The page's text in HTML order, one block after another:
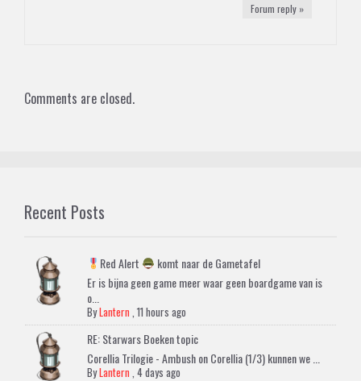
Forum reply »
Comments are closed.
Recent Posts
Red Alert
komt naar de Gametafel
Er is bijna geen game meer waar geen boardgame van is
o...
ByLantern ,11 hours ago
RE: Starwars Boeken topic
Corellia Trilogie - Ambush on Corellia (1/3) kunnen we ...
ByLantern ,4 days ago